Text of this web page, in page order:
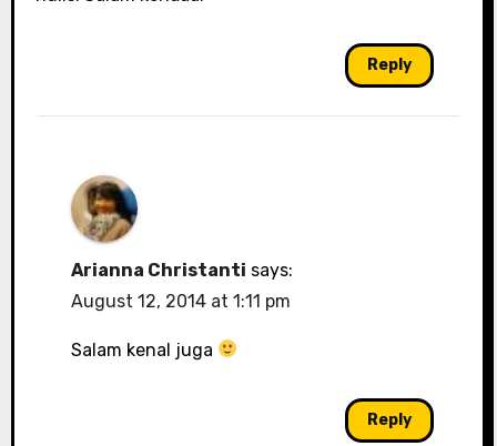
Reply
Arianna Christanti says:
August 12, 2014 at 1:11 pm
Salam kenal juga
Reply